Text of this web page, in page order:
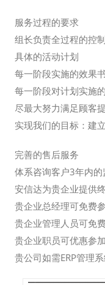
服务过程的要求
组长负责全过程的控
具体的活动计划
每一阶段实施的效果
每一阶段对计划实施
尽最大努力满足顾客
实现我们的目标：建
完善的售后服务
体系咨询客户3年内
安信达为贵企业提供
贵企业总经理可免费
贵企业管理人员可免
贵企业职员可优惠参
贵公司如需ERP管理